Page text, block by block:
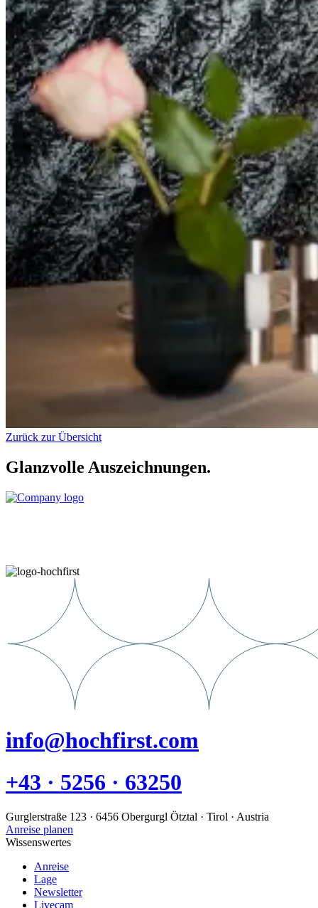
Zurück zur Übersicht
Glanzvolle Auszeichnungen.
info@hochfirst.com
+43 · 5256 · 63250
Gurglerstraße 123 · 6456 Obergurgl Ötztal · Tirol · Austria
Anreise planen
Wissenswertes
Anreise
Lage
Newsletter
Livecam